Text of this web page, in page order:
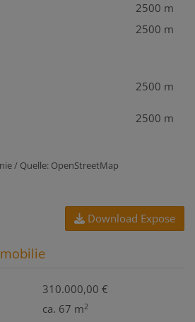
2500 m
2500 m
2500 m
2500 m
/ Quelle: OpenStreetMap
Download Expose
310.000,00 €
ca. 67 m2